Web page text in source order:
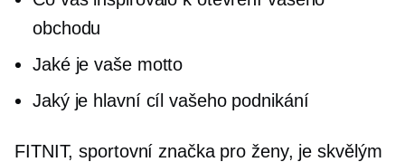
obchodu
Jaké je vaše motto
Jaký je hlavní cíl vašeho podnikání
FITNIT, sportovní značka pro ženy, je skvělým